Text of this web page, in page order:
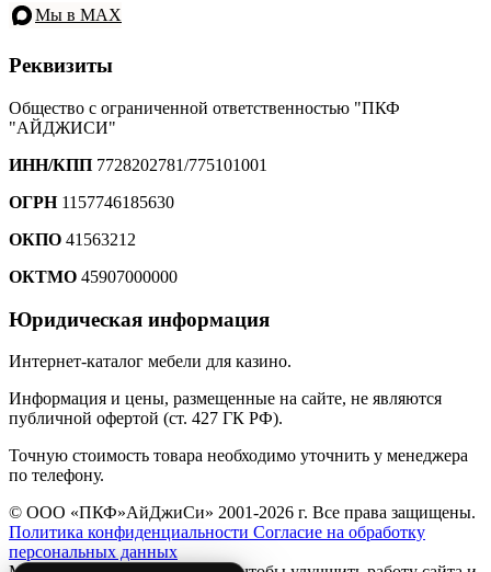
Мы в MAX
Реквизиты
Общество с ограниченной ответственностью "ПКФ
"АЙДЖИСИ"
ИНН/КПП 7728202781/775101001
ОГРН1157746185630
ОКПО 41563212
ОКТМО 45907000000
Юридическая информация
Интернет-каталог мебели для казино.
Информация и цены, размещенные на сайте, не являются
публичной офертой (ст. 427 ГК РФ).
Точную стоимость товара необходимо уточнить у менеджера
по телефону.
© ООО «ПКФ»АйДжиСи» 2001-2026 г. Все права защищены.
Политика конфиденциальности Согласие на обработку
персональных данных